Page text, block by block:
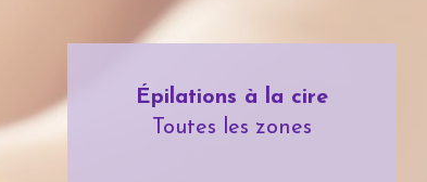
Épilations à la cire
Toutes les zones